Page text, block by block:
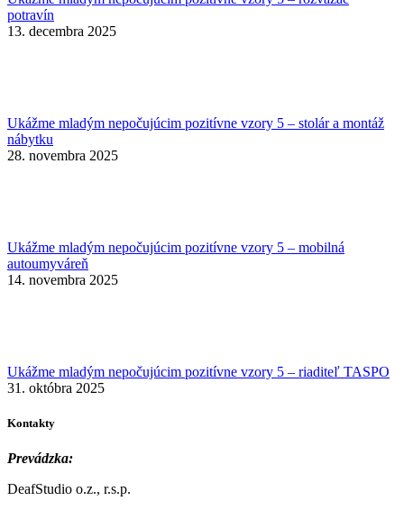
potravín
13. decembra 2025
Ukážme mladým nepočujúcim pozitívne vzory 5 – stolár a montáž
nábytku
28. novembra 2025
Ukážme mladým nepočujúcim pozitívne vzory 5 – mobilná
autoumyváreň
14. novembra 2025
Ukážme mladým nepočujúcim pozitívne vzory 5 – riaditeľ TASPO
31. októbra 2025
Kontakty
Prevádzka:
DeafStudio o.z., r.s.p.